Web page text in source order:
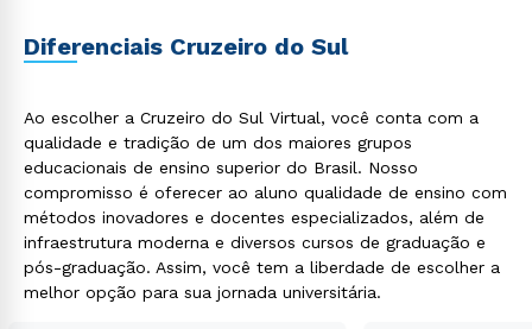
Diferenciais Cruzeiro do Sul
Ao escolher a Cruzeiro do Sul Virtual, você conta com a
qualidade e tradição de um dos maiores grupos
educacionais de ensino superior do Brasil. Nosso
compromisso é oferecer ao aluno qualidade de ensino com
métodos inovadores e docentes especializados, além de
infraestrutura moderna e diversos cursos de graduação e
pós-graduação. Assim, você tem a liberdade de escolher a
melhor opção para sua jornada universitária.